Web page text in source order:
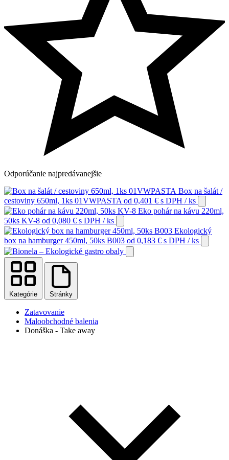
Odporúčanie najpredávanejšie
Box na šalát /
cestoviny 650ml, 1ks 01VWPASTA od 0,401 € s DPH / ks
Eko pohár na kávu 220ml,
50ks KV-8 od 0,080 € s DPH / ks
Ekologický
box na hamburger 450ml, 50ks B003 od 0,183 € s DPH / ks
Kategórie Stránky
Zatavovanie
Maloobchodné balenia
Donáška - Take away